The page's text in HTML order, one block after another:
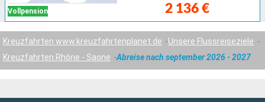
Vollpension 2 136 €
Kreuzfahrten www.kreuzfahrtenplanet.de
Unsere Flussreiseziele
Kreuzfahrten Rhône - Saone
Abreise nach september 2026 - 2027